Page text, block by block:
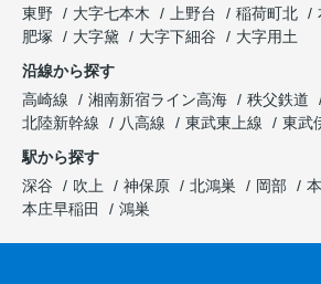
東野
大字七本木 上野台 稲荷町北
肥塚
大字黛 大字下細谷
大字用土
沿線から探す
高崎線
湘南新宿ライン高海 秩父鉄道
北陸新幹線
八高線 東武東上線
東武
駅から探す
深谷
吹上 神保原 北鴻巣 岡部
本庄早稲田
鴻巣